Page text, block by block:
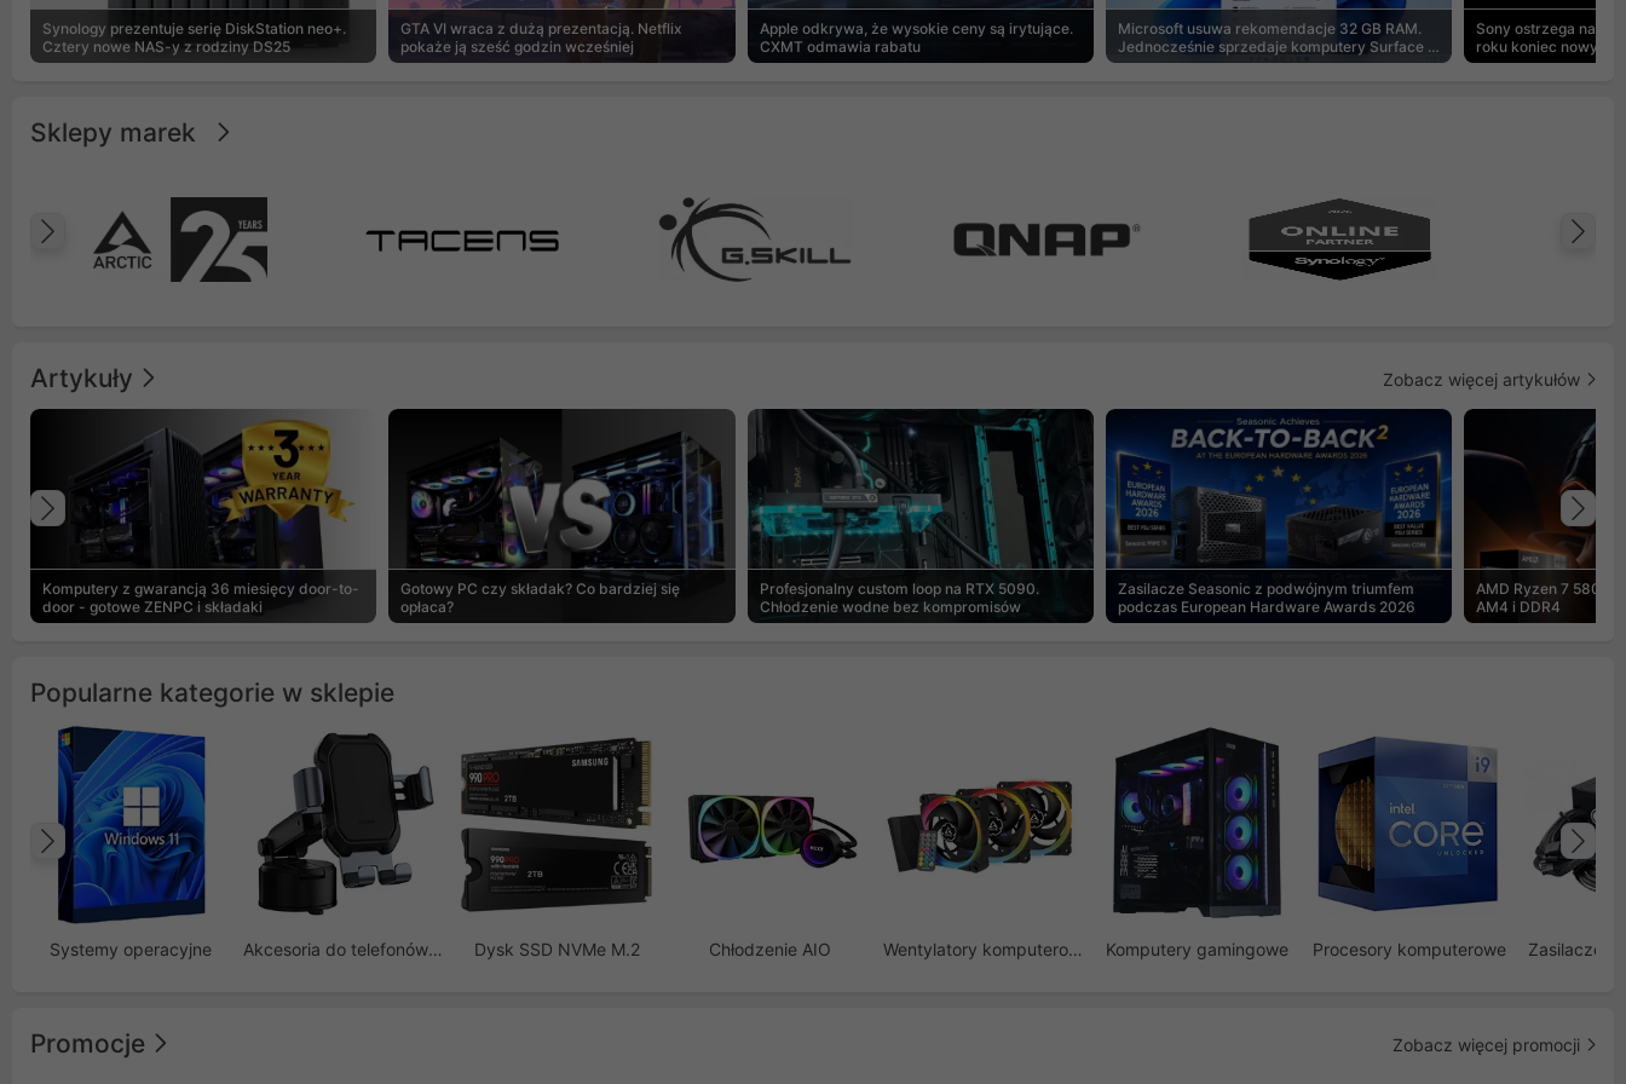
Synology prezentuje serię DiskStation neo+.
Cztery nowe NAS-y z rodziny DS25
GTA VI wraca z dużą prezentacją. Netflix
pokaże ją sześć godzin wcześniej
Apple odkrywa, że wysokie ceny są irytujące.
CXMT odmawia rabatu
Microsoft usuwa rekomendacje 32 GB RAM.
Jednocześnie sprzedaje komputery Surface z
8 GB
Sony ostrzega na
roku koniec nowych
Sklepy marek
Poprzedni
Artykuły Zobacz więcej artykułów
Komputery z gwarancją 36 miesięcy door-to-
door - gotowe ZENPC i składaki
Gotowy PC czy składak? Co bardziej się
opłaca?
Profesjonalny custom loop na RTX 5090.
Chłodzenie wodne bez kompromisów
Zasilacze Seasonic z podwójnym triumfem
podczas European Hardware Awards 2026
AMD Ryzen 7
AM4 i DDR4
Poprzedni
Popularne kategorie w sklepie
Systemy operacyjne Akcesoria do telefonów GSM Dysk SSD NVMe M.2 Chłodzenie AIO Wentylatory komputerowe Komputery gamingowe Procesory komputerowe Zasilacze
Poprzedni
Promocje Zobacz więcej promocji